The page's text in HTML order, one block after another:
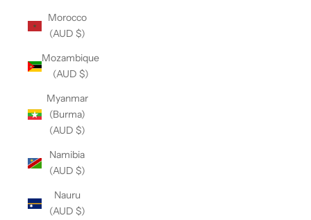
Morocco
(AUD $)
Mozambique
(AUD $)
Myanmar
(Burma)
(AUD $)
Namibia
(AUD $)
Nauru
(AUD $)